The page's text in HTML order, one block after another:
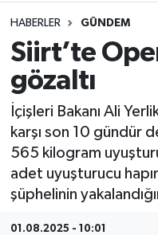
HABERLER GÜNDEM
Siirt’te
gözaltı
İçişleri Bakanı Ali
karşı son 10 gündür
565 kilogram
adet uyuşturucu
şüphelinin
01.08.2025 - 10:01
EKONOMİ
SPOR
KÜLTÜR-SANAT
SAĞLIK-YAŞAM
Siirt Trafik
Süper Lig Puan
Son Dakika
Haber Arşivi